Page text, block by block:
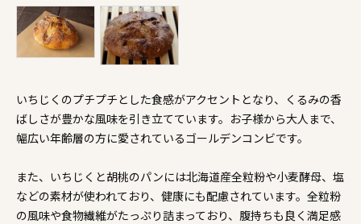
いちじくのプチプチとした食感がアクセントとなり、くるみの香
ばしさが豊かな風味を引き立てています。お子様から大人まで、
幅広い年齢層の方に愛されているゴールデンコンビです。
また、いちじくと胡桃のパンには北海道産全粒粉や小麦酵母、塩
などの素材が使われており、健康にも配慮されています。全粒粉
の風味や食物繊維がたっぷり詰まっており、腹持ちも良く満足感